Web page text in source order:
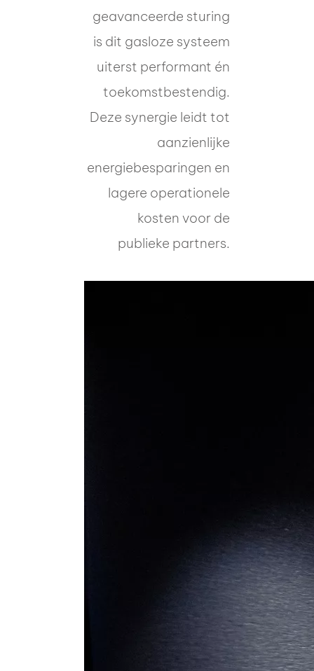
geavanceerde sturing
is dit gasloze systeem
uiterst performant én
toekomstbestendig.
Deze synergie leidt tot
aanzienlijke
energiebesparingen en
lagere operationele
kosten voor de
publieke partners.